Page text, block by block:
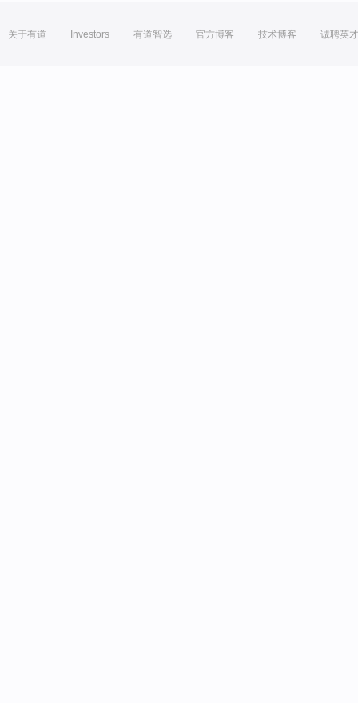
关于有道 Investors 有道智选 官方博客 技术博客 诚聘英才